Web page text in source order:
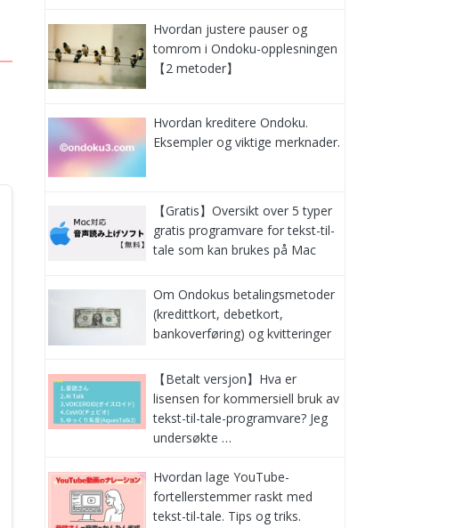
Hvordan justere pauser og
tomrom i Ondoku-opplesningen
【2 metoder】
Hvordan kreditere Ondoku.
Eksempler og viktige merknader.
【Gratis】Oversikt over 5 typer
gratis programvare for tekst-til-
tale som kan brukes på Mac
Om Ondokus betalingsmetoder
(kredittkort, debetkort,
bankoverføring) og kvitteringer
【Betalt versjon】Hva er
lisensen for kommersiell bruk av
tekst-til-tale-programvare? Jeg
undersøkte …
Hvordan lage YouTube-
fortellerstemmer raskt med
tekst-til-tale. Tips og triks.